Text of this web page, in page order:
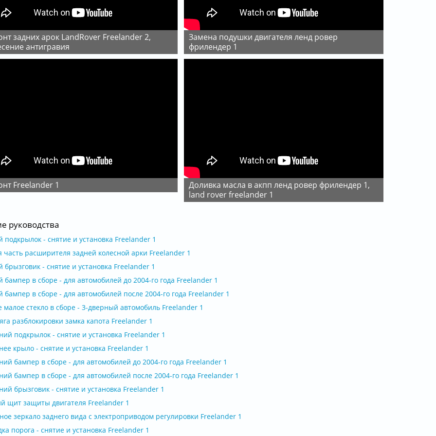
антигравия
замена подушки двигателя ленд ровер
фрилендер 1
Freelander 1
Доливка масла в акпп ленд ровер фрилендер 1,
land rover freelander 1
руководства
подкрылок - снятие и установка Freelander 1
часть расширителя задней колесной арки Freelander 1
брызговик - снятие и установка Freelander 1
бампер в сборе - для автомобилей до 2004-го года Freelander 1
бампер в сборе - для автомобилей после 2004-го года Freelander 1
малое стекло в сборе - 3-дверный автомобиль Freelander 1
разблокировки замка капота Freelander 1
подкрылок - снятие и установка Freelander 1
крыло - снятие и установка Freelander 1
бампер в сборе - для автомобилей до 2004-го года Freelander 1
бампер в сборе - для автомобилей после 2004-го года Freelander 1
брызговик - снятие и установка Freelander 1
щит защиты двигателя Freelander 1
зеркало заднего вида с электроприводом регулировки Freelander 1
порога - снятие и установка Freelander 1